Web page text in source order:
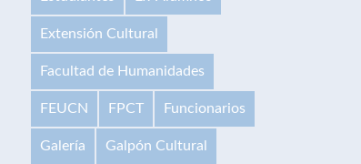
Extensión Cultural
Facultad de Humanidades
FEUCN FPCT Funcionarios
Galería Galpón Cultural